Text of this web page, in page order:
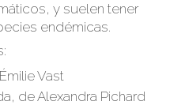
y suelen tener
endémicas.
Vast
, de Alexandra Pichard